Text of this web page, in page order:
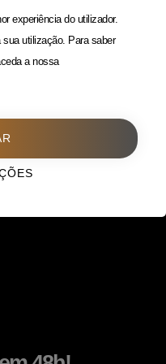
Política da Privacidade
experiência do utilizador.
sua utilização. Para saber
a nossa